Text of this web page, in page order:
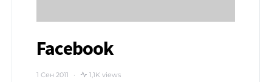
Facebook
1 Сен 2011 1,1K views